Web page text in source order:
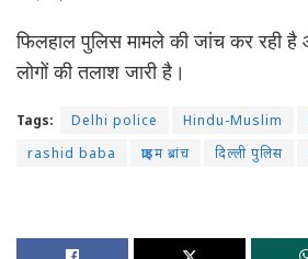
फिलहाल पुलिस मामले की जांच कर रही
लोगों की तलाश जारी है।
Tags: Delhi police Hindu-Muslim
rashid baba
क्राइम ब्रांच दिल्ली पुलिस